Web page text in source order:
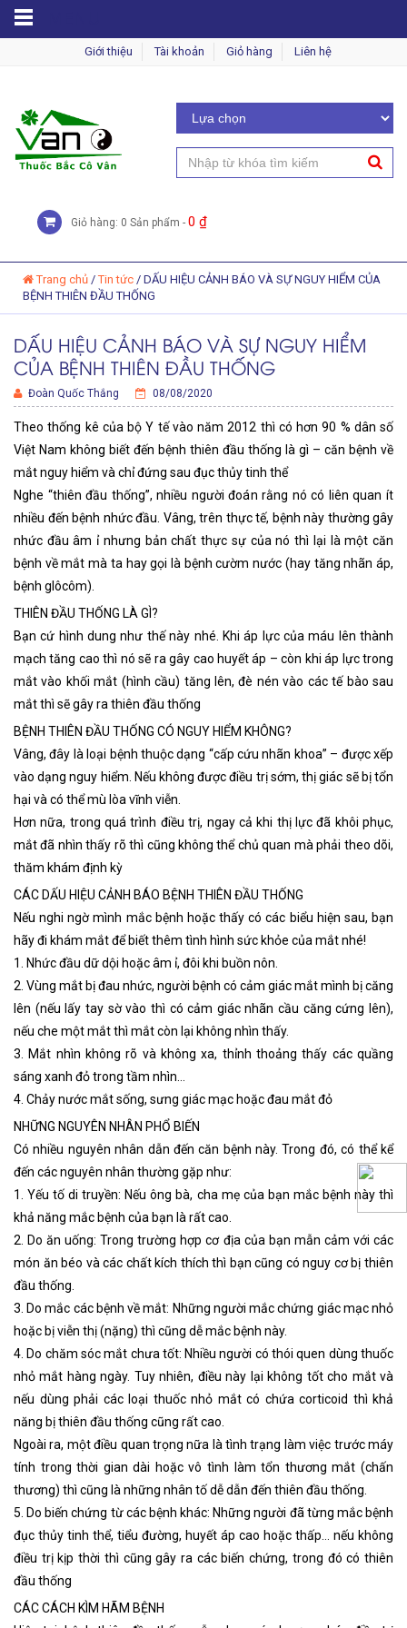
Giới thiệu Tài khoản Giỏ hàng Liên hệ
Giỏ hàng: 0 Sản phẩm - 0 ₫
Trang chủ /Tin tức / DẤU HIỆU CẢNH BÁO VÀ SỰ NGUY HIỂM CỦA
BỆNH THIÊN ĐẦU THỐNG
DẤU HIỆU CẢNH BÁO VÀ SỰ NGUY HIỂM
CỦA BỆNH THIÊN ĐẦU THỐNG
Đoàn Quốc Thắng 08/08/2020
Theo thống kê của bộ Y tế vào năm 2012 thì có hơn 90 % dân số
Việt Nam không biết đến bệnh thiên đầu thống là gì – căn bệnh về
mắt nguy hiểm và chỉ đứng sau đục thủy tinh thể
Nghe “thiên đầu thống”, nhiều người đoán rằng nó có liên quan ít
nhiều đến bệnh nhức đầu. Vâng, trên thực tế, bệnh này thường gây
nhức đầu âm ỉ nhưng bản chất thực sự của nó thì lại là một căn
bệnh về mắt mà ta hay gọi là bệnh cườm nước (hay tăng nhãn áp,
bệnh glôcôm).
THIÊN ĐẦU THỐNG LÀ GÌ?
Bạn cứ hình dung như thế này nhé. Khi áp lực của máu lên thành
mạch tăng cao thì nó sẽ ra gây cao huyết áp – còn khi áp lực trong
mắt vào khối mắt (hình cầu) tăng lên, đè nén vào các tế bào sau
mắt thì sẽ gây ra thiên đầu thống
BỆNH THIÊN ĐẦU THỐNG CÓ NGUY HIỂM KHÔNG?
Vâng, đây là loại bệnh thuộc dạng “cấp cứu nhãn khoa” – được xếp
vào dạng nguy hiểm. Nếu không được điều trị sớm, thị giác sẽ bị tổn
hại và có thể mù lòa vĩnh viễn.
Hơn nữa, trong quá trình điều trị, ngay cả khi thị lực đã khôi phục,
mắt đã nhìn thấy rõ thì cũng không thể chủ quan mà phải theo dõi,
thăm khám định kỳ
CÁC DẤU HIỆU CẢNH BÁO BỆNH THIÊN ĐẦU THỐNG
Nếu nghi ngờ mình mắc bệnh hoặc thấy có các biểu hiện sau, bạn
hãy đi khám mắt để biết thêm tình hình sức khỏe của mắt nhé!
1. Nhức đầu dữ dội hoặc âm ỉ, đôi khi buồn nôn.
2. Vùng mắt bị đau nhức, người bệnh có cảm giác mắt mình bị căng
lên (nếu lấy tay sờ vào thì có cảm giác nhãn cầu căng cứng lên),
nếu che một mắt thì mắt còn lại không nhìn thấy.
3. Mắt nhìn không rõ và không xa, thỉnh thoảng thấy các quầng
sáng xanh đỏ trong tầm nhìn…
4. Chảy nước mắt sống, sưng giác mạc hoặc đau mắt đỏ
NHỮNG NGUYÊN NHÂN PHỔ BIẾN
Có nhiều nguyên nhân dẫn đến căn bệnh này. Trong đó, có thể kể
đến các nguyên nhân thường gặp như:
1. Yếu tố di truyền: Nếu ông bà, cha mẹ của bạn mắc bệnh này thì
khả năng mắc bệnh của bạn là rất cao.
2. Do ăn uống: Trong trường hợp cơ địa của bạn mẫn cảm với các
món ăn béo và các chất kích thích thì bạn cũng có nguy cơ bị thiên
đầu thống.
3. Do mắc các bệnh về mắt: Những người mắc chứng giác mạc nhỏ
hoặc bị viễn thị (nặng) thì cũng dễ mắc bệnh này.
4. Do chăm sóc mắt chưa tốt: Nhiều người có thói quen dùng thuốc
nhỏ mắt hàng ngày. Tuy nhiên, điều này lại không tốt cho mắt và
nếu dùng phải các loại thuốc nhỏ mắt có chứa corticoid thì khả
năng bị thiên đầu thống cũng rất cao.
Ngoài ra, một điều quan trọng nữa là tình trạng làm việc trước máy
tính trong thời gian dài hoặc vô tình làm tổn thương mắt (chấn
thương) thì cũng là những nhân tố dễ dẫn đến thiên đầu thống.
5. Do biến chứng từ các bệnh khác: Những người đã từng mắc bệnh
đục thủy tinh thể, tiểu đường, huyết áp cao hoặc thấp… nếu không
điều trị kịp thời thì cũng gây ra các biến chứng, trong đó có thiên
đầu thống
CÁC CÁCH KÌM HÃM BỆNH